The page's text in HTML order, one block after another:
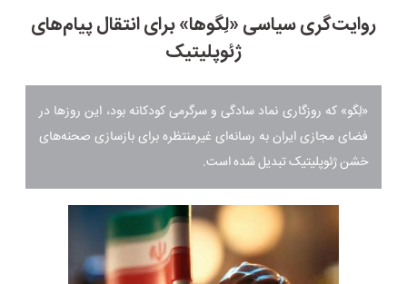
روایت‌گری سیاسی «لِگوها» برای انتقال پیام‌های
ژئوپلیتیک
«لِگو» که روزگاری نماد سادگی و سرگرمی کودکانه بود، این روزها در
فضای مجازی ایران به رسانه‌ای غیرمنتظره برای بازسازی صحنه‌های
خشن ژئوپلیتیک تبدیل شده است.